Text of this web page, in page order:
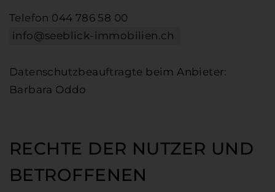
Telefon 044 786 58 00
info@seeblick-immobilien.ch
Datenschutzbeauftragte beim Anbieter:
Barbara Oddo
RECHTE DER NUTZER UND
BETROFFENEN